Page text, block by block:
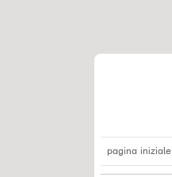
pagina iniziale